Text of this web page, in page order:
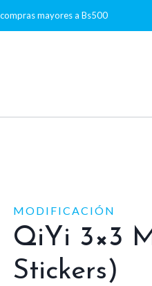
mayores a Bs500
MODIFICACIÓN
QiYi 3×3
Stickers)